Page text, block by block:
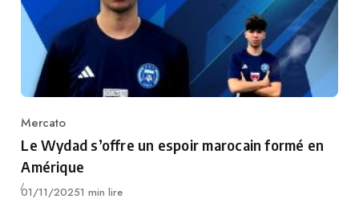
Category
Mercato
Le Wydad s’offre un espoir marocain formé en
Amérique
Publié
01/11/20251 min lire